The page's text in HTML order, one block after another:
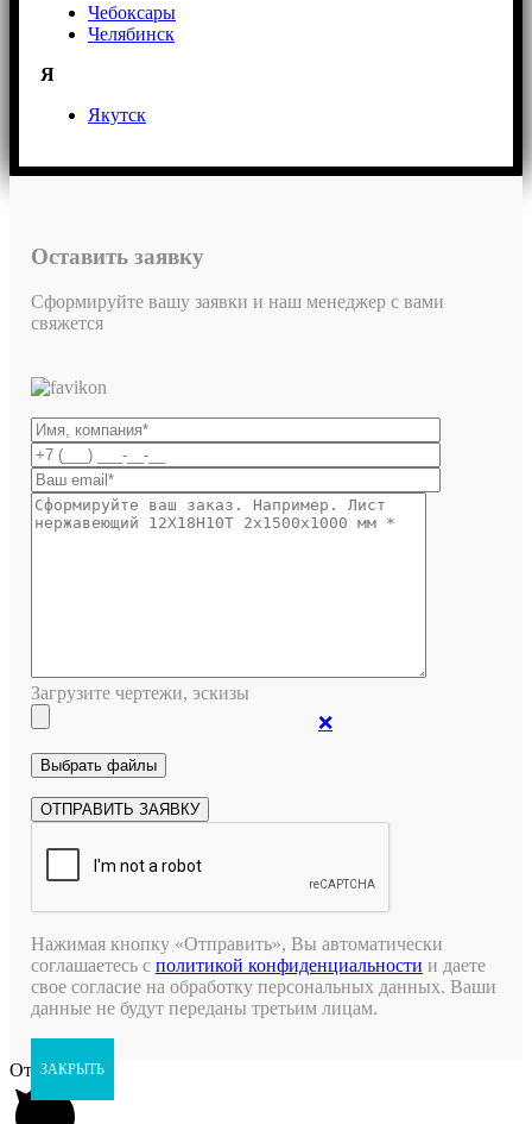
Чебоксары
Челябинск
Я
Якутск
Оставить заявку
Сформируйте вашу заявки и наш менеджер с вами
свяжется
Загрузите чертежи, эскизы
❌
Нажимая кнопку «Отправить», Вы автоматически
соглашаетесь с политикой конфиденциальности и даете
свое согласие на обработку персональных данных. Ваши
данные не будут переданы третьим лицам.
ЗАКРЫТЬ
Открыть чат